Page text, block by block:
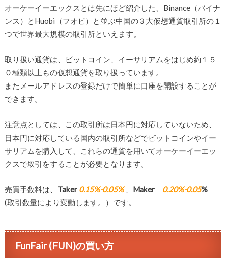
オーケーイーエックスとは先にほど紹介した、Binance（バイナ
ンス）とHuobi（フオビ）と並ぶ中国の３大仮想通貨取引所の１
つで世界最大規模の取引所といえます。
取り扱い通貨は、ビットコイン、イーサリアムをはじめ約１５
０種類以上もの仮想通貨を取り扱っています。
またメールアドレスの登録だけで簡単に口座を開設することが
できます。
注意点としては、この取引所は日本円に対応していないため、
日本円に対応している国内の取引所などでビットコインやイー
サリアムを購入して、これらの通貨を用いてオーケーイーエッ
クスで取引をすることが必要となります。
売買手数料は、 Taker 0.15%-0.05%、 Maker 0.20%-0.05%
(取引数量により変動します。）です。
FunFair (FUN)の買い方